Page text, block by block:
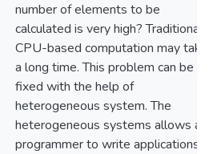
number of elements to be
calculated is very high? Traditional
CPU-based computation may take
a long time. This problem can be
fixed with the help of
heterogeneous system. The
heterogeneous systems allows a
programmer to write applications